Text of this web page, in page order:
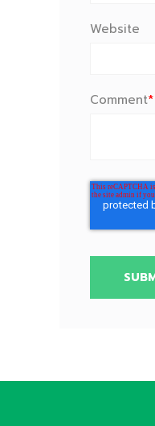
Website
Comment*